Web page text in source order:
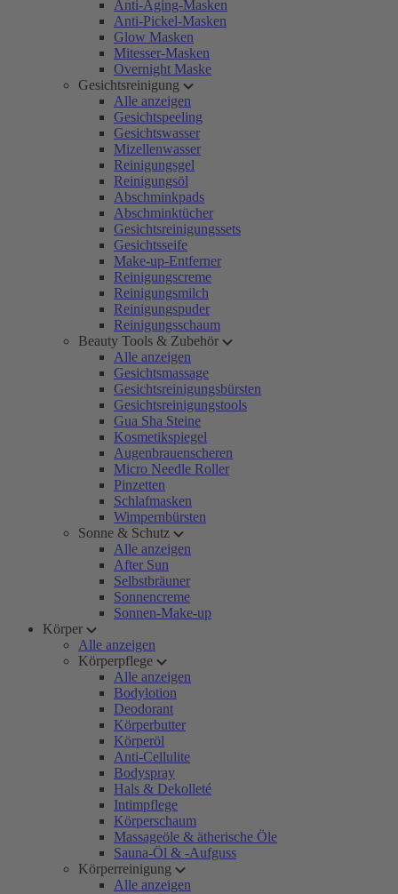
Anti-Aging-Masken
Anti-Pickel-Masken
Glow Masken
Mitesser-Masken
Overnight Maske
Gesichtsreinigung
Alle anzeigen
Gesichtspeeling
Gesichtswasser
Mizellenwasser
Reinigungsgel
Reinigungsöl
Abschminkpads
Abschminktücher
Gesichtsreinigungssets
Gesichtsseife
Make-up-Entferner
Reinigungscreme
Reinigungsmilch
Reinigungspuder
Reinigungsschaum
Beauty Tools & Zubehör
Alle anzeigen
Gesichtsmassage
Gesichtsreinigungsbürsten
Gesichtsreinigungstools
Gua Sha Steine
Kosmetikspiegel
Augenbrauenscheren
Micro Needle Roller
Pinzetten
Schlafmasken
Wimpernbürsten
Sonne & Schutz
Alle anzeigen
After Sun
Selbstbräuner
Sonnencreme
Sonnen-Make-up
Körper
Alle anzeigen
Körperpflege
Alle anzeigen
Bodylotion
Deodorant
Körperbutter
Körperöl
Anti-Cellulite
Bodyspray
Hals & Dekolleté
Intimpflege
Körperschaum
Massageöle & ätherische Öle
Sauna-Öl & -Aufguss
Körperreinigung
Alle anzeigen